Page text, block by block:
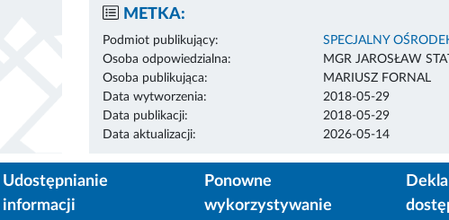
METKA:
Podmiot publikujący:
SPECJALNY
Osoba odpowiedzialna:
MGR JAROSŁAW
Osoba publikująca:
MARIUSZ FORNAL
Data wytworzenia:
2018-05-29
Data publikacji:
2018-05-29
Data aktualizacji:
2026-05-14
Udostępnianie
informacji
Ponowne
wykorzystywanie